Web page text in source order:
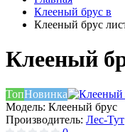
Клееный брус в
Клееный брус
Клееный
ТопНовинка
Модель: Клееный брус
Производитель: Лес-Тут